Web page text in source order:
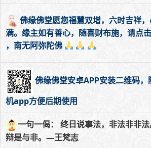
佛缘佛堂愿您福慧双增，六时吉祥
满。缘主如有善心，随喜财布施，请点
，南无阿弥陀佛
佛缘佛堂安卓APP安装二维码
机app方便后期使用
一句一偈： 终日说事法，非法非非
辩是与非。—王梵志